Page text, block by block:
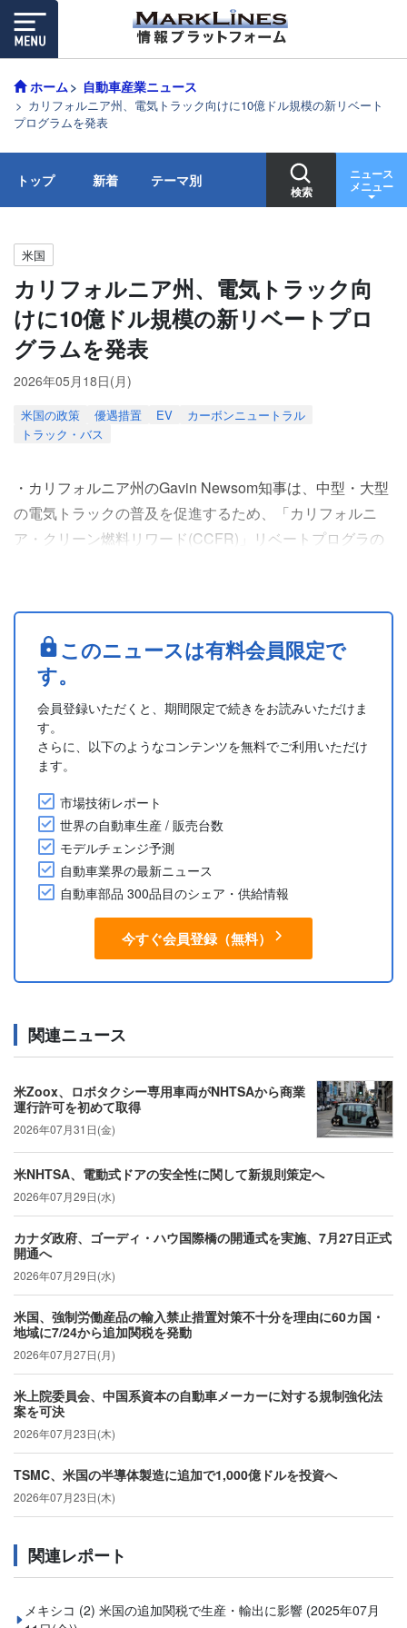
ホーム 自動車産業ニュース
カリフォルニア州、電気トラック向けに10億ドル規模の新リベート
プログラムを発表
トップ 新着 テーマ別
検索
ニュース
メニュー
米国
カリフォルニア州、電気トラック向
けに10億ドル規模の新リベートプロ
グラムを発表
2026年05月18日(月)
米国の政策 優遇措置 EV
カーボンニュートラル
トラック・バス
・カリフォルニア州のGavin Newsom知事は、中型・大型
の電気トラックの普及を促進するため、「カリフォルニ
ア・クリーン燃料リワード(CCFR)」リベートプログラの
生産者が購入するクレジットから資金が拠出される。
2026年には約2億5,000万ドルが充当され、2030年までに
総額10億ドル超のリベート資金が見込まれている。
このニュースは有料会員限定で
す。
会員登録いただくと、期間限定で続きをお読みいただけま
す。
さらに、以下のようなコンテンツを無料でご利用いただけ
ます。
市場技術レポート
世界の自動車生産 / 販売台数
モデルチェンジ予測
自動車業界の最新ニュース
自動車部品 300品目のシェア・供給情報
今すぐ会員登録（無料）
関連ニュース
米Zoox、ロボタクシー専用車両がNHTSAから商業
運行許可を初めて取得
2026年07月31日(金)
米NHTSA、電動式ドアの安全性に関して新規則策定へ
2026年07月29日(水)
カナダ政府、ゴーディ・ハウ国際橋の開通式を実施、7月27日正式
開通へ
2026年07月29日(水)
米国、強制労働産品の輸入禁止措置対策不十分を理由に60カ国・
地域に7/24から追加関税を発動
2026年07月27日(月)
米上院委員会、中国系資本の自動車メーカーに対する規制強化法
案を可決
2026年07月23日(木)
TSMC、米国の半導体製造に追加で1,000億ドルを投資へ
2026年07月23日(木)
関連レポート
メキシコ (2) 米国の追加関税で生産・輸出に影響 (2025年07月